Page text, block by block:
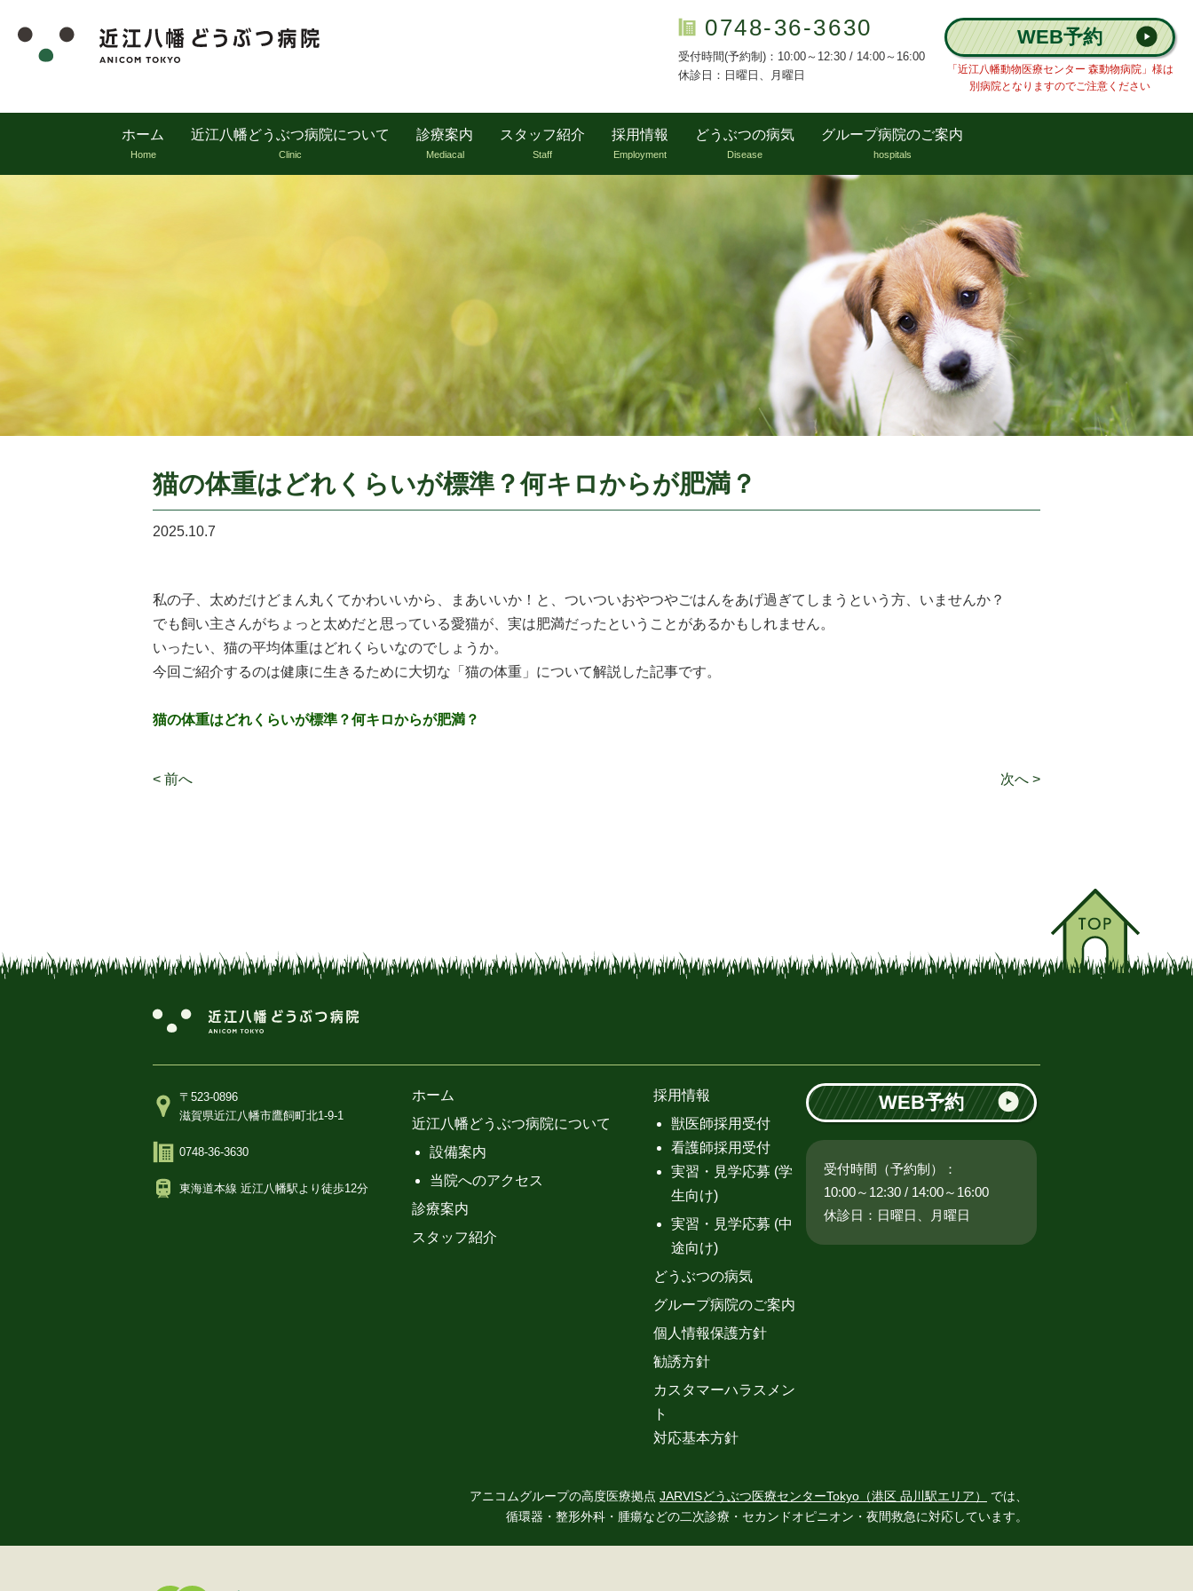
WEB予約
「近江八幡動物医療センター 森動物病院」様は
別病院となりますのでご注意ください
0748-36-3630
受付時間(予約制)：10:00～12:30 / 14:00～16:00
休診日：日曜日、月曜日
ホーム
Home
近江八幡どうぶつ病院について
Clinic
診療案内
Mediacal
スタッフ紹介
Staff
採用情報
Employment
どうぶつの病気
Disease
グループ病院のご案内
hospitals
猫の体重はどれくらいが標準？何キロからが肥満？
2025.10.7
私の子、太めだけどまん丸くてかわいいから、まあいいか！と、ついついおやつやごはんをあげ過ぎてしまうという方、いませんか？
でも飼い主さんがちょっと太めだと思っている愛猫が、実は肥満だったということがあるかもしれません。
いったい、猫の平均体重はどれくらいなのでしょうか。
今回ご紹介するのは健康に生きるために大切な「猫の体重」について解説した記事です。
猫の体重はどれくらいが標準？何キロからが肥満？
< 前へ 次へ >
〒523-0896
滋賀県近江八幡市鷹飼町北1-9-1
0748-36-3630
東海道本線 近江八幡駅より徒歩12分
ホーム
近江八幡どうぶつ病院について
設備案内
当院へのアクセス
診療案内
スタッフ紹介
採用情報
獣医師採用受付
看護師採用受付
実習・見学応募 (学
生向け)
実習・見学応募 (中
途向け)
どうぶつの病気
グループ病院のご案内
個人情報保護方針
勧誘方針
カスタマーハラスメン
ト
対応基本方針
WEB予約
受付時間（予約制）：
10:00～12:30 / 14:00～16:00
休診日：日曜日、月曜日
アニコムグループの高度医療拠点 JARVISどうぶつ医療センターTokyo（港区 品川駅エリア）
では、
循環器・整形外科・腫瘍などの二次診療・セカンドオピニオン・夜間救急に対応しています。